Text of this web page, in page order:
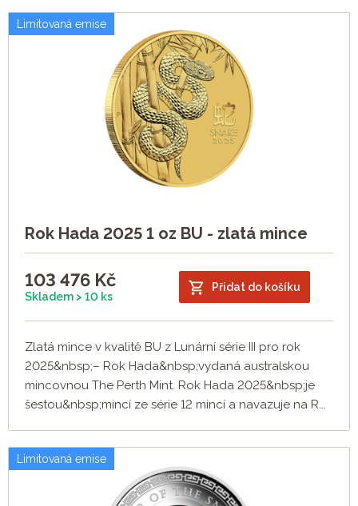
Limitovaná emise
Rok Hada 2025 1 oz BU - zlatá mince
103 476 Kč
Skladem > 10 ks
Přidat do košíku
Zlatá mince v kvalitě BU z Lunární série III pro rok
2025&nbsp;– Rok Hada&nbsp;vydaná australskou
mincovnou The Perth Mint. Rok Hada 2025&nbsp;je
šestou&nbsp;mincí ze série 12 mincí a navazuje na R...
Limitovaná emise